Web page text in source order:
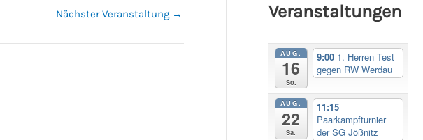
Nächster Veranstaltung →
Veranstaltungen
AUG.
16
So.
9:00 1. Herren Test
gegen RW Werdau
AUG.
22
Sa.
11:15
Paarkampfturnier
der SG Jößnitz